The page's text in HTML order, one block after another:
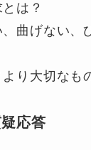
は？
曲げない、
り大切なも
応答